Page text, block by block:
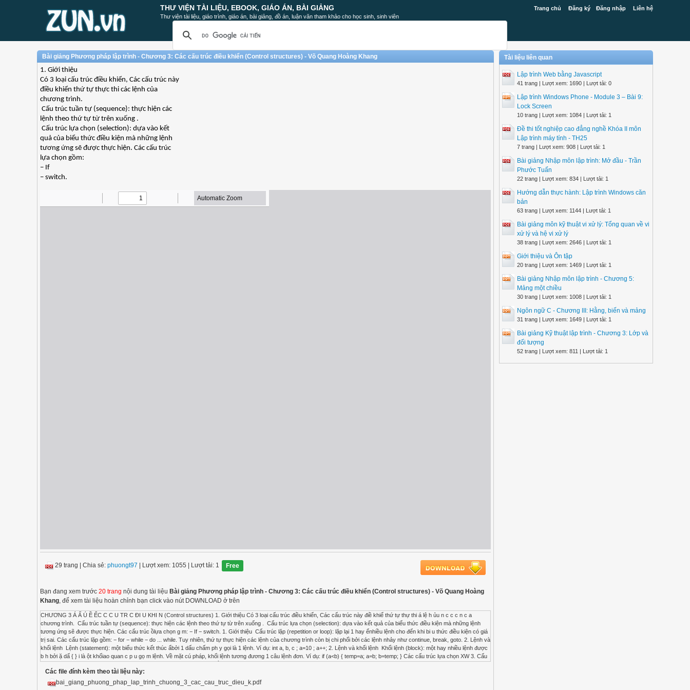
Trang chủ Đăng ký Đăng nhập Liên hệ
THƯ VIỆN TÀI LIỆU, EBOOK, GIÁO ÁN, BÀI GIẢNG
Thư viện tài liệu, giáo trình, giáo án, bài giảng, đồ án, luận văn tham khảo cho học sinh, sinh viên
Bài giảng Phương pháp lập trình - Chương 3: Các cấu trúc điều khiển (Control structures) - Võ Quang Hoàng Khang
1. Giới thiệu
Có 3 loại cấu trúc điều khiển, Các cấu trúc này
điều khiển thứ tự thực thi các lệnh của
chương trình.
 Cấu trúc tuần tự (sequence): thực hiện các
lệnh theo thứ tự từ trên xuống .
 Cấu trúc lựa chọn (selection): dựa vào kết
quả của biểu thức điều kiện mà những lệnh
tương ứng sẽ được thực hiện. Các cấu trúc
lựa chọn gồm:
− If
− switch.
29 trang Chia sẻ: phuongt97 | Lượt xem: 1055 | Lượt tải: 1 Free
Bạn đang xem trước 20 trang nội dung tài liệu Bài giảng Phương pháp lập trình - Chương 3: Các cấu trúc điều khiển (Control structures) - Võ Quang Hoàng
Khang, để xem tài liệu hoàn chỉnh bạn click vào nút DOWNLOAD ở trên
CHƯƠNG 3 Á Ấ Ú Ề ỂC C C U TR C ĐI U KHI N (Control structures) 1. Giới thiệu Có 3 loại cấu trúc điều khiển, Các cấu trúc này điề khiể thứ tự thự thi á lệ h ủu n c c c n c a
chương trình.  Cấu trúc tuần tự (sequence): thực hiện các lệnh theo thứ tự từ trên xuống .  Cấu trúc lựa chọn (selection): dựa vào kết quả của biểu thức điều kiện mà những lệnh
tương ứng sẽ được thực hiện. Các cấu trúc ồlựa chọn g m: − If − switch. 1. Giới thiệu  Cấu trúc lặp (repetition or loop): lặp lại 1 hay ểnhiều lệnh cho đến khi bi u thức điều kiện có giá
trị sai. Các cấu trúc lặp gồm: − for − while − do ... while. Tuy nhiên, thứ tự thực hiện các lệnh của chương trình còn bị chi phối bởi các lệnh nhảy như continue, break, goto. 2. Lệnh và
khối lệnh  Lệnh (statement): một biểu thức kết thúc ẩbởi 1 dấu chấm ph y gọi là 1 lệnh. Ví dụ: int a, b, c ; a=10 ; a++; 2. Lệnh và khối lệnh  Khối lệnh (block): một hay nhiều lệnh được
b h bởi ặ dấ { } i là ột khốiao quan c p u gọ m lệnh. Về mặt cú pháp, khối lệnh tương đương 1 câu lệnh đơn. Ví dụ: if (a<b) { temp=a; a=b; b=temp; } Các cấu trúc lựa chọn XW 3. Cấu
cả. 3. Cấu trúc IF Ví dụ: Viết chương trình nhập vào một số nguyên a. In ra màn hình kết quả a có phải là số dương không. #include #include i t i ()n ma n { int a; cout >a; if(a>=0)
cout << a << " is a positive ”; . getch(); return 0; } 3. Cấu trúc IF y Dạng 2: Lưu đồ cú pháp ◦ Cú pháp: if (expression) statement1; else statement2; ● Ý nghĩa: − Nếu Expression được
Các file đính kèm theo tài liệu này:
bai_giang_phuong_phap_lap_trinh_chuong_3_cac_cau_truc_dieu_k.pdf
Tài liệu liên quan
Lập trình Web bằng Javascript
41 trang | Lượt xem: 1690 | Lượt tải: 0
Lập trình Windows Phone - Module 3 – Bài 9:
Lock Screen
10 trang | Lượt xem: 1084 | Lượt tải: 1
Đề thi tốt nghiệp cao đẳng nghề Khóa II môn
Lập trình máy tính - TH25
7 trang | Lượt xem: 908 | Lượt tải: 1
Bài giảng Nhập môn lập trình: Mở đầu - Trần
Phước Tuấn
22 trang | Lượt xem: 834 | Lượt tải: 1
Hướng dẫn thực hành: Lập trình Windows căn
bản
63 trang | Lượt xem: 1144 | Lượt tải: 1
Bài giảng môn kỹ thuật vi xử lý: Tổng quan về vi
xử lý và hệ vi xử lý
38 trang | Lượt xem: 2646 | Lượt tải: 1
Giới thiệu và Ôn tập
20 trang | Lượt xem: 1469 | Lượt tải: 1
Bài giảng Nhập môn lập trình - Chương 5:
Mảng một chiều
30 trang | Lượt xem: 1008 | Lượt tải: 1
Ngôn ngữ C - Chương III: Hằng, biến và mảng
31 trang | Lượt xem: 1649 | Lượt tải: 1
Bài giảng Kỹ thuật lập trình - Chương 3: Lớp và
đối tượng
52 trang | Lượt xem: 811 | Lượt tải: 1